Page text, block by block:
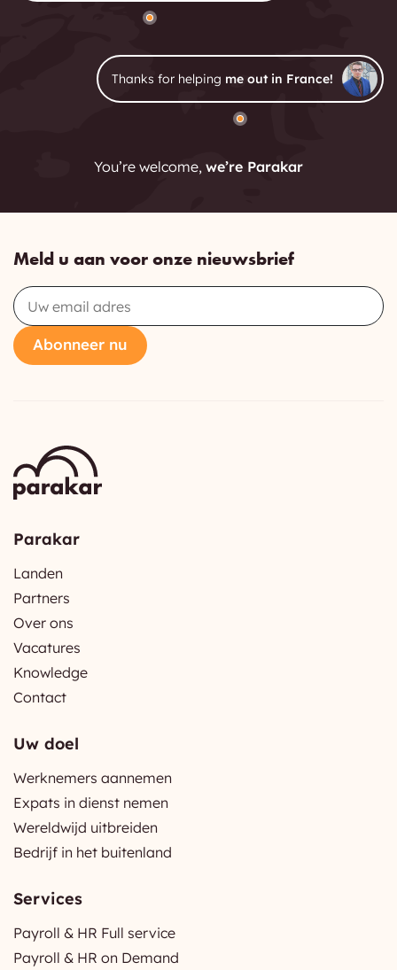
Thanks for helping me out in France!
You’re welcome, we’re Parakar
Meld u aan voor onze nieuwsbrief
Email
Abonneer nu
Parakar
Landen
Partners
Over ons
Vacatures
Knowledge
Contact
Uw doel
Werknemers aannemen
Expats in dienst nemen
Wereldwijd uitbreiden
Bedrijf in het buitenland
Services
Payroll & HR Full service
Payroll & HR on Demand